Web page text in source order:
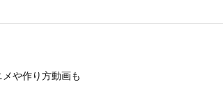
や作り方動画も